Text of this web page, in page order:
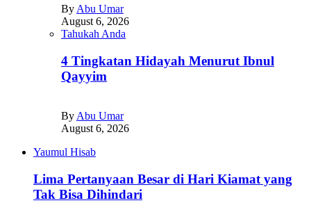
By Abu Umar
August 6, 2026
Tahukah Anda
4 Tingkatan Hidayah Menurut Ibnul
Qayyim
By Abu Umar
August 6, 2026
Yaumul Hisab
Lima Pertanyaan Besar di Hari Kiamat yang
Tak Bisa Dihindari